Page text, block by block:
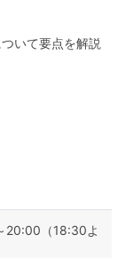
いて要点を解説
20:00（18:30よ